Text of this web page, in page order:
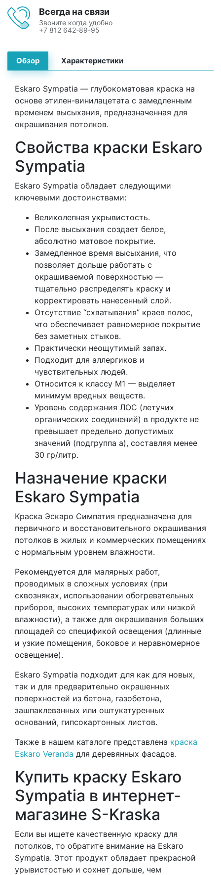
Всегда на связи
Звоните когда удобно
+7 812 642-89-95
Обзор Характеристики
Eskaro Sympatia — глубокоматовая краска на
основе этилен-винилацетата с замедленным
временем высыхания, предназначенная для
окрашивания потолков.
Свойства краски Eskaro
Sympatia
Eskaro Sympatia обладает следующими
ключевыми достоинствами:
Великолепная укрывистость.
После высыхания создает белое,
абсолютно матовое покрытие.
Замедленное время высыхания, что
позволяет дольше работать с
окрашиваемой поверхностью —
тщательно распределять краску и
корректировать нанесенный слой.
Отсутствие “схватывания” краев полос,
что обеспечивает равномерное покрытие
без заметных стыков.
Практически неощутимый запах.
Подходит для аллергиков и
чувствительных людей.
Относится к классу М1 — выделяет
минимум вредных веществ.
Уровень содержания ЛОС (летучих
органических соединений) в продукте не
превышает предельно допустимых
значений (подгруппа a), составляя менее
30 гр/литр.
Назначение краски
Eskaro Sympatia
Краска Эскаро Симпатия предназначена для
первичного и восстановительного окрашивания
потолков в жилых и коммерческих помещениях
с нормальным уровнем влажности.
Рекомендуется для малярных работ,
проводимых в сложных условиях (при
сквозняках, использовании обогревательных
приборов, высоких температурах или низкой
влажности), а также для окрашивания больших
площадей со спецификой освещения (длинные
и узкие помещения, боковое и неравномерное
освещение).
Eskaro Sympatia подходит для как для новых,
так и для предварительно окрашенных
поверхностей из бетона, газобетона,
зашпаклеванных или оштукатуренных
оснований, гипсокартонных листов.
Также в нашем каталоге представлена краска
Eskaro Veranda для деревянных фасадов.
Купить краску Eskaro
Sympatia в интернет-
магазине S-Kraska
Если вы ищете качественную краску для
потолков, то обратите внимание на Eskaro
Sympatia. Этот продукт обладает прекрасной
урывистостью и сохнет дольше, чем